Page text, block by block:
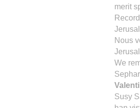
merit
Nous
We
Susy